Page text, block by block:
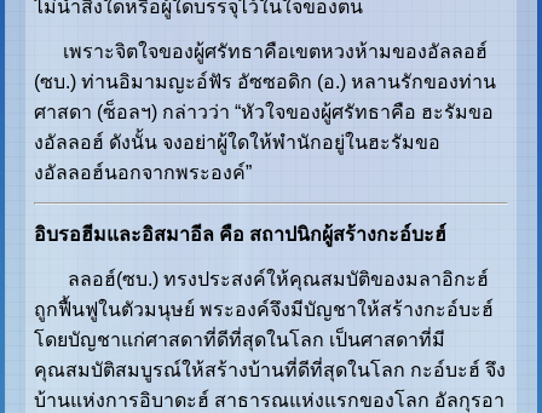
ไม่นำสิ่งใดหรือผู้ใดบรรจุไว้ในใจของตน
เพราะจิตใจของผู้ศรัทธาคือเขตหวงห้ามของอัลลอฮ์
(ซบ.) ท่านอิมามญะอ์ฟัร อัซซอดิก (อ.) หลานรักของท่าน
ศาสดา (ซ็อลฯ) กล่าวว่า “หัวใจของผู้ศรัทธาคือ ฮะรัมขอ
งอัลลอฮ์ ดังนั้น จงอย่าผู้ใดให้พำนักอยู่ในฮะรัมขอ
งอัลลอฮ์นอกจากพระองค์”
อิบรอฮีมและอิสมาอีล คือ สถาปนิกผู้สร้างกะอ์บะฮ์
ลลอฮ์(ซบ.) ทรงประสงค์ให้คุณสมบัติของมลาอิกะฮ์
ถูกฟื้นฟูในตัวมนุษย์ พระองค์จึงมีบัญชาให้สร้างกะอ์บะฮ์
โดยบัญชาแก่ศาสดาที่ดีที่สุดในโลก เป็นศาสดาที่มี
คุณสมบัติสมบูรณ์ให้สร้างบ้านที่ดีที่สุดในโลก กะอ์บะฮ์ จึง
บ้านแห่งการอิบาดะฮ์ สาธารณแห่งแรกของโลก อัลกุรอา